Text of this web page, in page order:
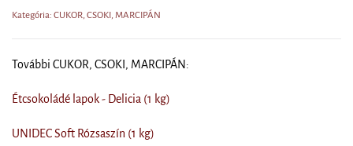
Kategória: CUKOR, CSOKI, MARCIPÁN
További CUKOR, CSOKI, MARCIPÁN:
Étcsokoládé lapok - Delicia (1 kg)
UNIDEC Soft Rózsaszín (1 kg)